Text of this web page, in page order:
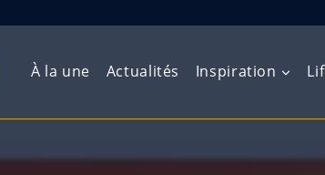
À la une Actualités Inspiration